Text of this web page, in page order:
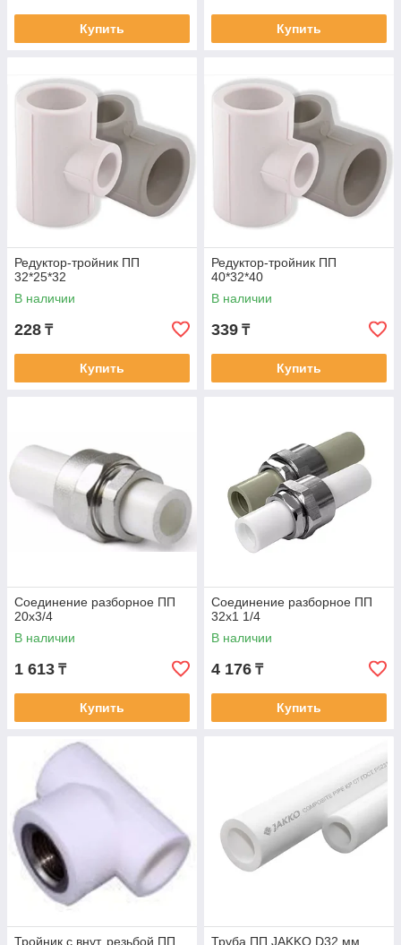
Купить Купить
Редуктор-тройник ПП
32*25*32
В наличии
228 ₸
Купить
Редуктор-тройник ПП
40*32*40
В наличии
339 ₸
Купить
Соединение разборное ПП
20х3/4
В наличии
1 613 ₸
Купить
Соединение разборное ПП
32х1 1/4
В наличии
4 176 ₸
Купить
Тройник с внут. резьбой ПП Труба ПП JAKKO D32 мм,